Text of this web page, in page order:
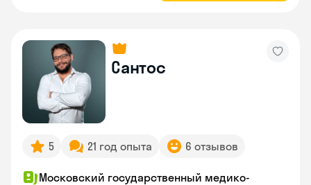
Сантос
5 21 год опыта 6 отзывов
Московский государственный медико-